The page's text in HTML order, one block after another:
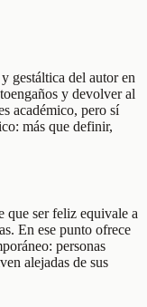
gestáltica del autor en
y devolver al
académico, pero sí
más que definir,
que ser feliz equivale a
En ese punto ofrece
personas
alejadas de sus